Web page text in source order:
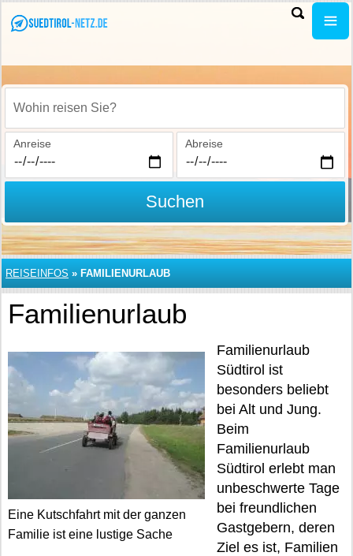
Wohin reisen Sie?
Anreise Abreise
Suchen
REISEINFOS » FAMILIENURLAUB
Familienurlaub
Eine Kutschfahrt mit der ganzen
Familie ist eine lustige Sache
Familienurlaub
Südtirol ist
besonders beliebt
bei Alt und Jung.
Beim
Familienurlaub
Südtirol erlebt man
unbeschwerte Tage
bei freundlichen
Gastgebern, deren
Ziel es ist, Familien